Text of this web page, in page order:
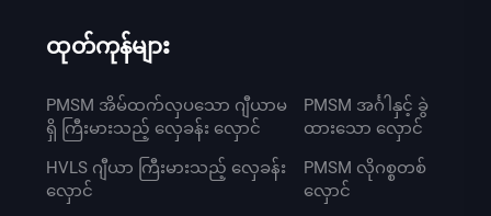
ထုတ်ကုန်များ
PMSM အိမ်ထက်လှပသော ဂျီယာမ
ရှိ ကြီးမားသည့် လှေခန်း လှောင်
HVLS ဂျီယာ ကြီးမားသည့် လှေခန်း
လှောင်
PMSM အင်္ဂါနှင့် ခွဲ
ထားသော လှောင်
PMSM လိုဂစ္စတစ်
လှောင်